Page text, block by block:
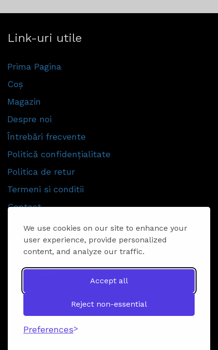
We use cookies on our site to enhance your
user experience, provide personalized
content, and analyze our traffic.
Accept all
Reject non-essential
Preferences
Link-uri utile
Prima Pagina
Coș
Magazin
Despre noi
Întrebări frecvente
Politică confidențialitate
Politica de retur
Termeni si conditii
Contact
Urmăriti-ne
0721095710